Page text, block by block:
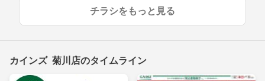
チラシをもっと見る
カインズ 菊川店のタイムライン